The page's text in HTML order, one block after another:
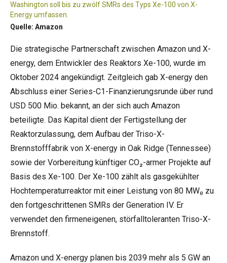
Washington soll bis zu zwölf SMRs des Typs Xe-100 von X-
Energy umfassen.
Quelle: Amazon
Die strategische Partnerschaft zwischen Amazon und X-
energy, dem Entwickler des Reaktors Xe-100, wurde im
Oktober 2024 angekündigt. Zeitgleich gab X-energy den
Abschluss einer Series-C1-Finanzierungsrunde über rund
USD 500 Mio. bekannt, an der sich auch Amazon
beteiligte. Das Kapital dient der Fertigstellung der
Reaktorzulassung, dem Aufbau der Triso-X-
Brennstofffabrik von X-energy in Oak Ridge (Tennessee)
sowie der Vorbereitung künftiger CO₂-armer Projekte auf
Basis des Xe-100. Der Xe-100 zählt als gasgekühlter
Hochtemperaturreaktor mit einer Leistung von 80 MWe zu
den fortgeschrittenen SMRs der Generation IV. Er
verwendet den firmeneigenen, störfalltoleranten Triso-X-
Brennstoff.
Amazon und X-energy planen bis 2039 mehr als 5 GW an